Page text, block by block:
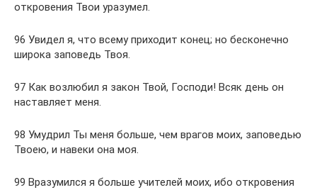
откровения Твои уразумел.
96 Увидел я, что всему приходит конец; но бесконечно
широка заповедь Твоя.
97 Как возлюбил я закон Твой, Господи! Всяк день он
наставляет меня.
98 Умудрил Ты меня больше, чем врагов моих, заповедью
Твоею, и навеки она моя.
99 Вразумился я больше учителей моих, ибо откровения